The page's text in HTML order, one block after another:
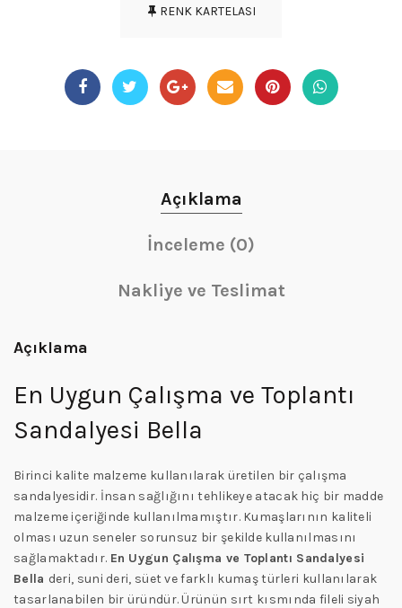
RENK KARTELASI
Açıklama
İnceleme (0)
Nakliye ve Teslimat
Açıklama
En Uygun Çalışma ve Toplantı
Sandalyesi Bella
Birinci kalite malzeme kullanılarak üretilen bir çalışma
sandalyesidir. İnsan sağlığını tehlikeye atacak hiç bir madde
malzeme içeriğinde kullanılmamıştır. Kumaşlarının kaliteli
olması uzun seneler sorunsuz bir şekilde kullanılmasını
sağlamaktadır. En Uygun Çalışma ve Toplantı Sandalyesi
Bella deri, suni deri, süet ve farklı kumaş türleri kullanılarak
tasarlanabilen bir üründür. Ürünün sırt kısmında fileli siyah